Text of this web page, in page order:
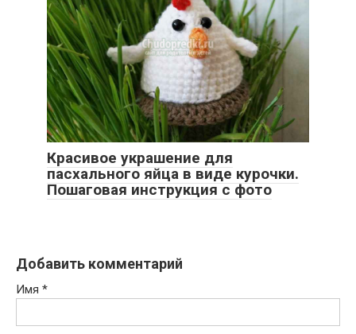
Красивое украшение для
пасхального яйца в виде курочки.
Пошаговая инструкция с фото
Добавить комментарий
Имя *